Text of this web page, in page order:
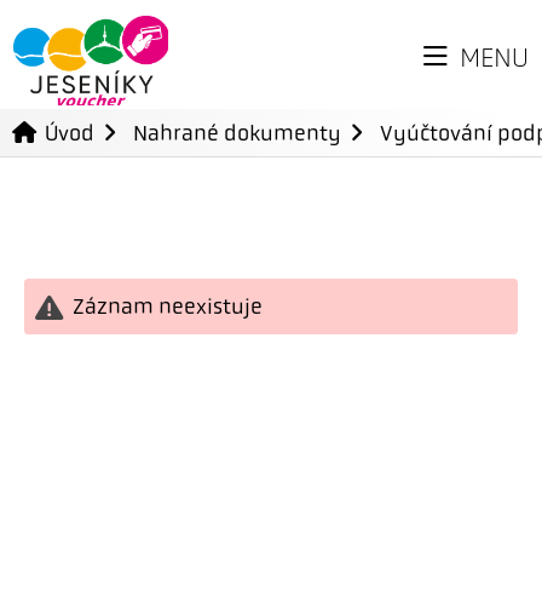
MENU
Úvod Nahrané dokumenty Vyúčtování
Záznam neexistuje